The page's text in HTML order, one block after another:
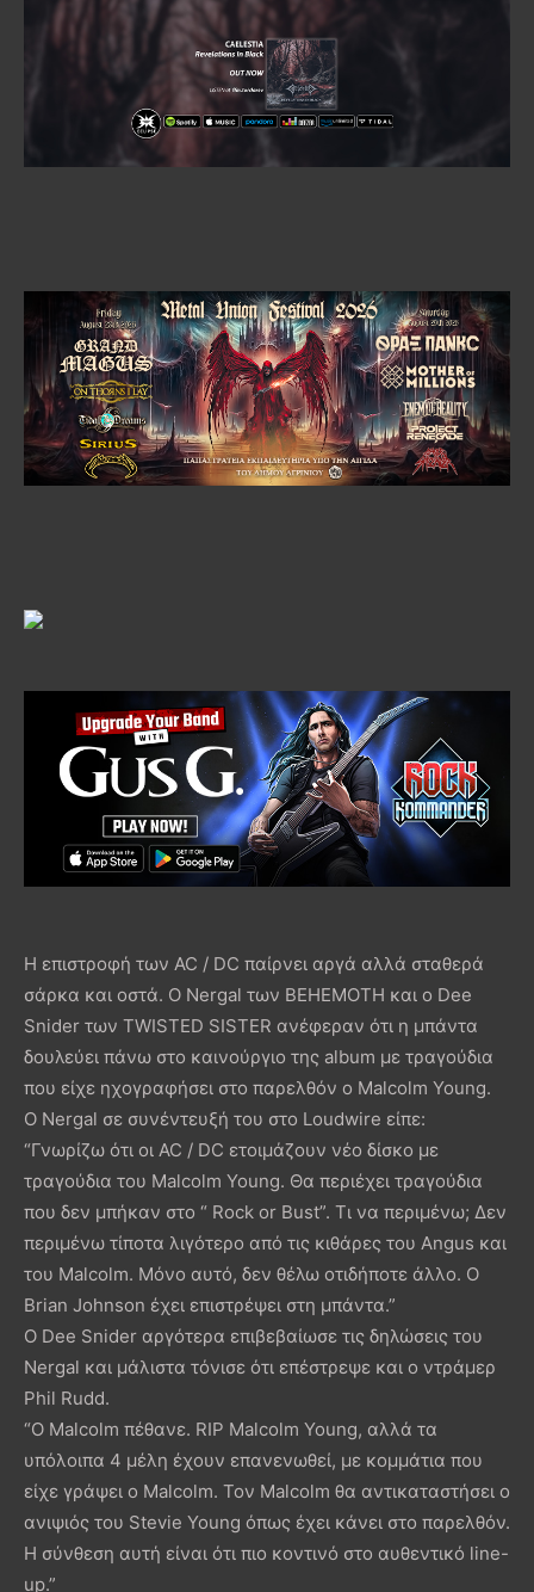
Η επιστροφή των AC / DC παίρνει αργά αλλά σταθερά
σάρκα και οστά. Ο Nergal των BEHEMOTH και ο Dee
Snider των TWISTED SISTER ανέφεραν ότι η μπάντα
δουλεύει πάνω στο καινούργιο της album με τραγούδια
που είχε ηχογραφήσει στο παρελθόν ο Malcolm Young.
Ο Nergal σε συνέντευξή του στο Loudwire είπε:
“Γνωρίζω ότι οι AC / DC ετοιμάζουν νέο δίσκο με
τραγούδια του Malcolm Young. Θα περιέχει τραγούδια
που δεν μπήκαν στο “ Rock or Bust”. Τι να περιμένω; Δεν
περιμένω τίποτα λιγότερο από τις κιθάρες του Angus και
του Μalcolm. Μόνο αυτό, δεν θέλω οτιδήποτε άλλο. Ο
Brian Johnson έχει επιστρέψει στη μπάντα.”
Ο Dee Snider αργότερα επιβεβαίωσε τις δηλώσεις του
Nergal και μάλιστα τόνισε ότι επέστρεψε και ο ντράμερ
Phil Rudd.
“Ο Malcolm πέθανε. RIP Malcolm Young, αλλά τα
υπόλοιπα 4 μέλη έχουν επανενωθεί, με κομμάτια που
είχε γράψει ο Malcolm. Τον Malcolm θα αντικαταστήσει ο
ανιψιός του Stevie Young όπως έχει κάνει στο παρελθόν.
Η σύνθεση αυτή είναι ότι πιο κοντινό στο αυθεντικό line-
up.”